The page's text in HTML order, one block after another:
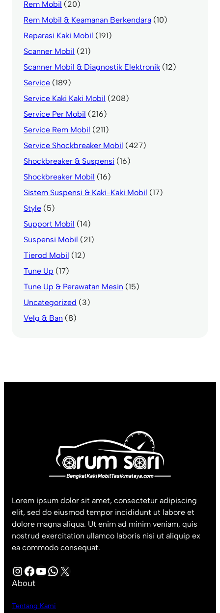
Rem Mobil (20)
Rem Mobil & Keamanan Berkendara (10)
Reparasi Kaki Mobil (191)
Scanner Mobil (21)
Scanner Mobil & Diagnostik Elektronik (12)
Service (189)
Service Kaki Kaki Mobil (208)
Service Per Mobil (216)
Service Rem Mobil (211)
Service Shockbreaker Mobil (427)
Shockbreaker & Suspensi (16)
Shockbreaker Mobil (16)
Sistem Suspensi & Kaki-Kaki Mobil (17)
Style (5)
Support Mobil (14)
Suspensi Mobil (21)
Tierod Mobil (12)
Tune Up (17)
Tune Up & Perawatan Mesin (15)
Uncategorized (3)
Velg & Ban (8)
Lorem ipsum dolor sit amet, consectetur adipiscing
elit, sed do eiusmod tempor incididunt ut labore et
dolore magna aliqua. Ut enim ad minim veniam, quis
nostrud exercitation ullamco laboris nisi ut aliquip ex
ea commodo consequat.
InstagramFacebook YouTube WhatsApp X
About
Tentang Kami